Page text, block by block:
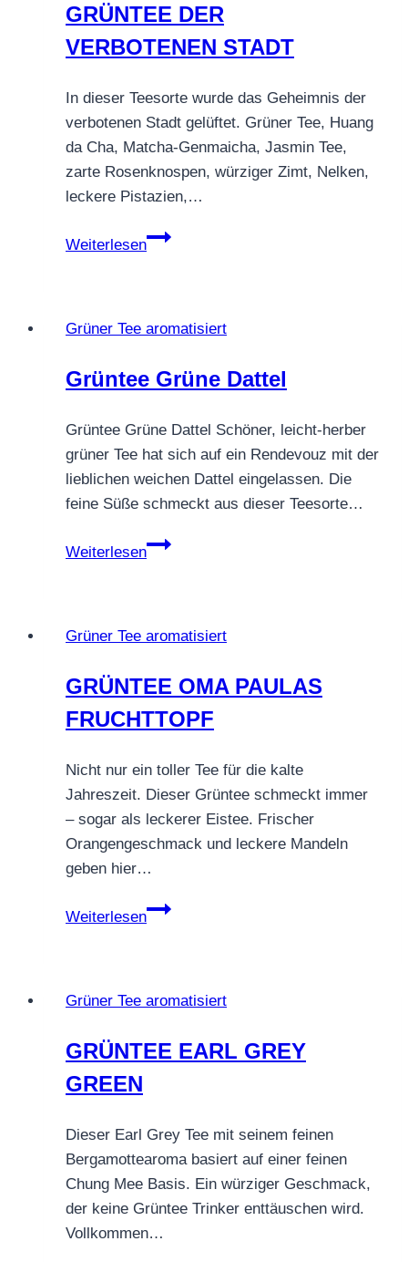
GRÜNTEE DER
VERBOTENEN STADT
In dieser Teesorte wurde das Geheimnis der
verbotenen Stadt gelüftet. Grüner Tee, Huang
da Cha, Matcha-Genmaicha, Jasmin Tee,
zarte Rosenknospen, würziger Zimt, Nelken,
leckere Pistazien,…
Weiterlesen
GRÜNTEE
Grüner Tee aromatisiert
Grüntee Grüne Dattel
Grüntee Grüne Dattel Schöner, leicht-herber
grüner Tee hat sich auf ein Rendevouz mit der
lieblichen weichen Dattel eingelassen. Die
feine Süße schmeckt aus dieser Teesorte…
Weiterlesen
Grüntee
Grüner Tee aromatisiert
GRÜNTEE OMA PAULAS
FRUCHTTOPF
Nicht nur ein toller Tee für die kalte
Jahreszeit. Dieser Grüntee schmeckt immer
– sogar als leckerer Eistee. Frischer
Orangengeschmack und leckere Mandeln
geben hier…
Weiterlesen
GRÜNTEE
Grüner Tee aromatisiert
GRÜNTEE EARL GREY
GREEN
Dieser Earl Grey Tee mit seinem feinen
Bergamottearoma basiert auf einer feinen
Chung Mee Basis. Ein würziger Geschmack,
der keine Grüntee Trinker enttäuschen wird.
Vollkommen…